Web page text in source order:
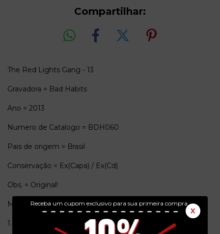
Receba um cupom exclusivo para sua primeira compra.
X
Compartilhar:
The Red Lights Gang - 13
Gravadora = Bad Habits
Ano = 2013
Numero de Catalogo = BDH060
Pais de origem = Brasil
Conservação = Ex(Capa) / Ex(Cd)
Obs. = Original!
Musicas
1. Honky Tonk Devil Girl